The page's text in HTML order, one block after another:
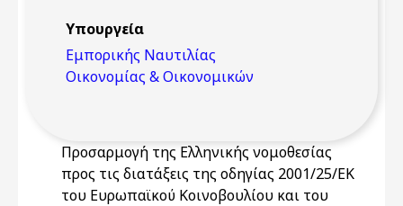
Υπουργεία
Εμπορικής Ναυτιλίας
Οικονομίας & Οικονομικών
Προσαρμογή της Ελληνικής νομοθεσίας
προς τις διατάξεις της οδηγίας 2001/25/ΕΚ
του Ευρωπαϊκού Κοινοβουλίου και του